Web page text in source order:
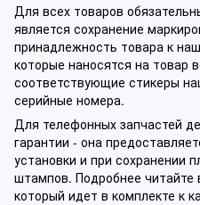
Для всех товаров
является сохранение
принадлежность товара к
которые наносятся на товар
соответствующие стикеры
серийные номера.
Для телефонных запчастей
гарантии - она
установки и при сохранении
штампов. Подробнее читайте
который идет в комплекте к